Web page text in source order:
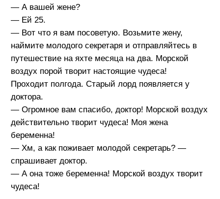
— А вашей жене?
— Ей 25.
— Вот что я вам посоветую. Возьмите жену,
наймите молодого секретаря и отправляйтесь в
путешествие на яхте месяца на два. Морской
воздух порой творит настоящие чудеса!
Проходит полгода. Старый лорд появляется у
доктора.
— Огромное вам спасибо, доктор! Морской воздух
действительно творит чудеса! Моя жена
беременна!
— Хм, а как поживает молодой секретарь? —
спрашивает доктор.
— А она тоже беременна! Морской воздух творит
чудеса!